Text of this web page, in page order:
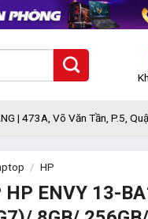
| 473A, Võ Văn Tần, P.5,
/ HP
HP ENVY 13-